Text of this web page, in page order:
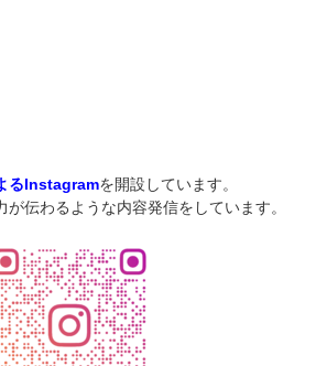
るInstagramを開設しています。
伝わるような内容発信をしています。